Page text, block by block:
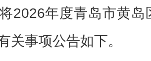
2026年度青岛市黄
关事项公告如下。